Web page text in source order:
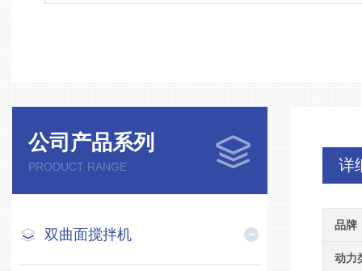
公司产品系列
PRODUCT RANGE
双曲面搅拌机
详
品牌
动力